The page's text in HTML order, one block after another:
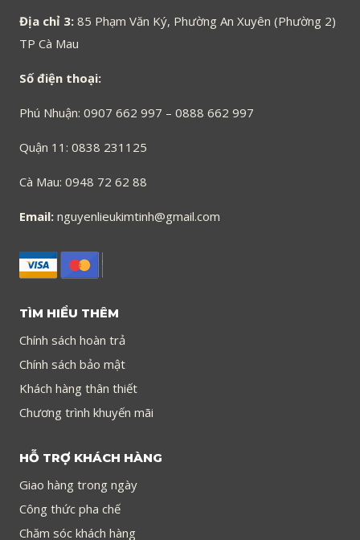
Địa chỉ 3: 85 Phạm Văn Ký, Phường An Xuyên (Phường 2)
TP Cà Mau
Số điện thoại:
Phú Nhuận: 0907 662 997 – 0888 662 997
Quận 11: 0838 231125
Cà Mau: 0948 72 62 88
Email: nguyenlieukimtinh@gmail.com
TÌM HIỂU THÊM
Chính sách hoàn trả
Chính sách bảo mật
Khách hàng thân thiết
Chương trình khuyến mãi
HỖ TRỢ KHÁCH HÀNG
Giao hàng trong ngày
Công thức pha chế
Chăm sóc khách hàng